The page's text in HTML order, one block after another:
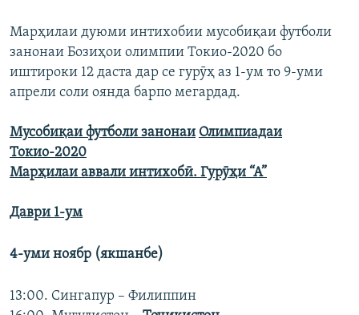
Марҳилаи дуюми интихобии мусобиқаи футболи
занонаи Бозиҳои олимпии Токио-2020 бо
иштироки 12 даста дар се гурӯҳ аз 1-ум то 9-уми
апрели соли оянда барпо мегардад.
Мусобиқаи футболи занонаи Олимпиадаи
Токио-2020
Марҳилаи аввали интихобӣ. Гурӯҳи “А”
Даври 1-ум
4-уми ноябр (якшанбе)
13:00. Сингапур – Филиппин